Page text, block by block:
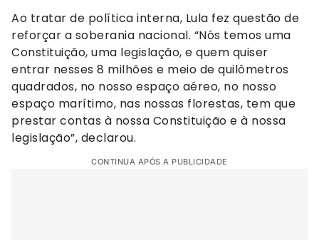
Ao tratar de política interna, Lula fez questão de
reforçar a soberania nacional. “Nós temos uma
Constituição, uma legislação, e quem quiser
entrar nesses 8 milhões e meio de quilômetros
quadrados, no nosso espaço aéreo, no nosso
espaço marítimo, nas nossas florestas, tem que
prestar contas à nossa Constituição e à nossa
legislação”, declarou.
CONTINUA APÓS A PUBLICIDADE